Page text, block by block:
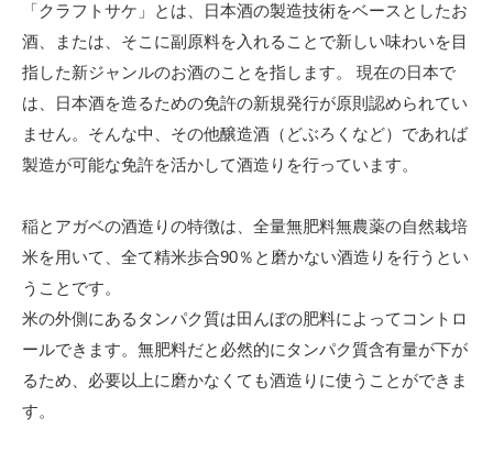
「クラフトサケ」とは、日本酒の製造技術をベースとしたお
酒、または、そこに副原料を入れることで新しい味わいを目
指した新ジャンルのお酒のことを指します。 現在の日本で
は、日本酒を造るための免許の新規発行が原則認められてい
ません。そんな中、その他醸造酒（どぶろくなど）であれば
製造が可能な免許を活かして酒造りを行っています。
稲とアガベの酒造りの特徴は、全量無肥料無農薬の自然栽培
米を用いて、全て精米歩合90％と磨かない酒造りを行うとい
うことです。
米の外側にあるタンパク質は田んぼの肥料によってコントロ
ールできます。無肥料だと必然的にタンパク質含有量が下が
るため、必要以上に磨かなくても酒造りに使うことができま
す。